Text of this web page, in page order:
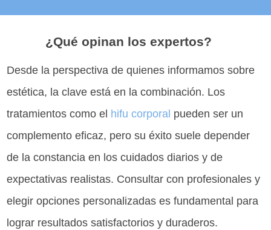
¿Qué opinan los expertos?
Desde la perspectiva de quienes informamos sobre
estética, la clave está en la combinación. Los
tratamientos como el hifu corporal pueden ser un
complemento eficaz, pero su éxito suele depender
de la constancia en los cuidados diarios y de
expectativas realistas. Consultar con profesionales y
elegir opciones personalizadas es fundamental para
lograr resultados satisfactorios y duraderos.